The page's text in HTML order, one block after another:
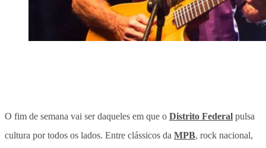
O fim de semana vai ser daqueles em que o Distrito Federal pulsa
cultura por todos os lados. Entre clássicos da MPB, rock nacional,